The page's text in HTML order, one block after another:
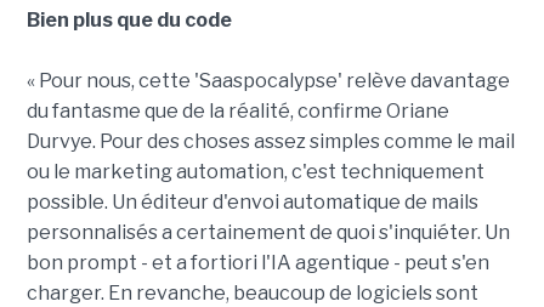
Bien plus que du code
« Pour nous, cette 'Saaspocalypse' relève davantage
du fantasme que de la réalité, confirme Oriane
Durvye. Pour des choses assez simples comme le mail
ou le marketing automation, c'est techniquement
possible. Un éditeur d'envoi automatique de mails
personnalisés a certainement de quoi s'inquiéter. Un
bon prompt - et a fortiori l'IA agentique - peut s'en
charger. En revanche, beaucoup de logiciels sont